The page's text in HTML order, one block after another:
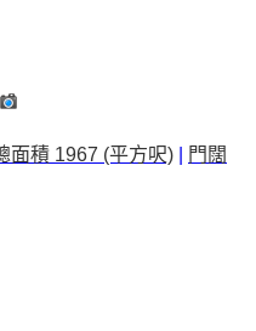
面積 1967 (平方呎)
門闊